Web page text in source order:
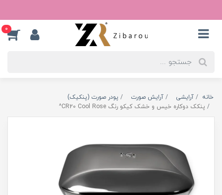
0
خانه آرایشی آرایش صورت
پودر صورت (پنکیک)
پنکک دوکاره خیس و خشک کیکو رنگ CR20 Cool Rose^